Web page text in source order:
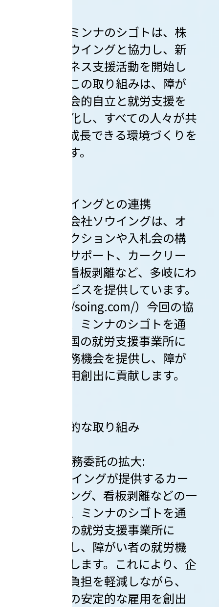
株式会社ミンナのシゴトは、株
式会社ソウイングと協力し、新
たなビジネス支援活動を開始し
ました。この取り組みは、障が
い者の社会的自立と就労支援を
さらに強化し、すべての人々が共
に働き、成長できる環境づくりを
目指します。
１．ソウイングとの連携
株式会社ソウイングは、オ
ートオークションや入札会の構
内運営のサポート、カークリー
ニング、看板剥離など、多岐にわ
たるサービスを提供しています。
（https://soing.com/）今回の協
力により、ミンナのシゴトを通
じて、全国の就労支援事業所に
新たな業務機会を提供し、障が
い者の雇用創出に貢献します。
２．具体的な取り組み
１）業務委託の拡大:
ソウイングが提供するカー
クリーニング、看板剥離などの一
部業務を、ミンナのシゴトを通
じて全国の就労支援事業所に
委託し、障がい者の就労機
会を拡大します。これにより、企
業の業務負担を軽減しながら、
障がい者の安定的な雇用を創出